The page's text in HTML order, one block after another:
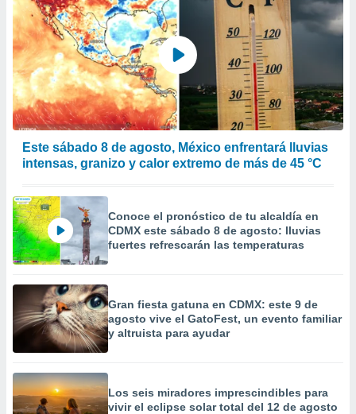
Este sábado 8 de agosto, México enfrentará lluvias
intensas, granizo y calor extremo de más de 45 °C
Conoce el pronóstico de tu alcaldía en
CDMX este sábado 8 de agosto: lluvias
fuertes refrescarán las temperaturas
Gran fiesta gatuna en CDMX: este 9 de
agosto vive el GatoFest, un evento familiar
y altruista para ayudar
Los seis miradores imprescindibles para
vivir el eclipse solar total del 12 de agosto